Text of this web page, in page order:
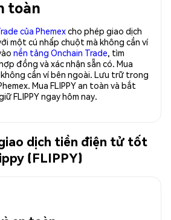
toàn
của Phemexcho phép giao dịch
một cú nhấp chuột mà không cần ví
nền tảng Onchain Trade, tìm
đồng và xác nhận sẵn có. Mua
không cần ví bên ngoài. Lưu trữ trong
Mua FLIPPY an toàn và bắt
FLIPPY ngay hôm nay.
dịch tiền điện tử tốt
(FLIPPY)